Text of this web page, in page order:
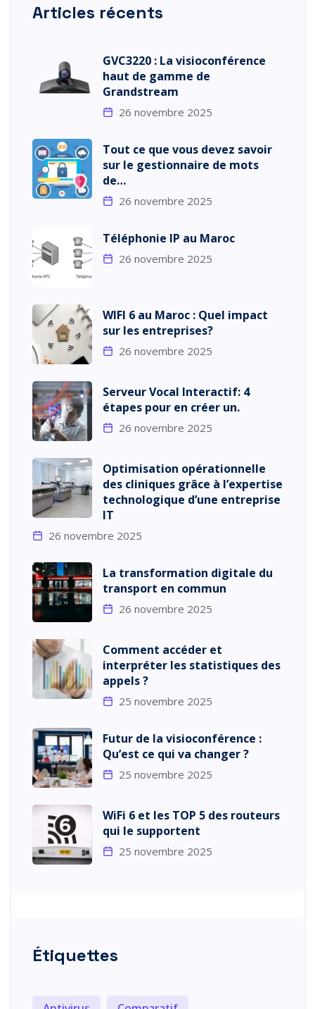
Articles récents
GVC3220 : La visioconférence
haut de gamme de
Grandstream
26 novembre 2025
Tout ce que vous devez savoir
sur le gestionnaire de mots
de…
26 novembre 2025
Téléphonie IP au Maroc
26 novembre 2025
WIFI 6 au Maroc : Quel impact
sur les entreprises?
26 novembre 2025
Serveur Vocal Interactif: 4
étapes pour en créer un.
26 novembre 2025
Optimisation opérationnelle
des cliniques grâce à l’expertise
technologique d’une entreprise
IT
26 novembre 2025
La transformation digitale du
transport en commun
26 novembre 2025
Comment accéder et
interpréter les statistiques des
appels ?
25 novembre 2025
Futur de la visioconférence :
Qu’est ce qui va changer ?
25 novembre 2025
WiFi 6 et les TOP 5 des routeurs
qui le supportent
25 novembre 2025
Étiquettes